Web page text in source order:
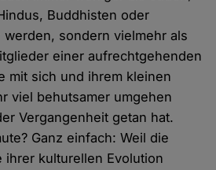
Buddhisten oder
sondern vielmehr als
einer aufrechtgehenden
mit sich und ihrem kleinen
viel behutsamer umgehen
Vergangenheit getan hat.
Ganz einfach: Weil die
ihrer kulturellen Evolution